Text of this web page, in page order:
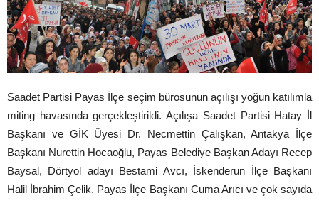
Saadet Partisi Payas İlçe seçim bürosunun açılışı yoğun katılımla
miting havasında gerçekleştirildi. Açılışa Saadet Partisi Hatay İl
Başkanı ve GİK Üyesi Dr. Necmettin Çalışkan, Antakya İlçe
Başkanı Nurettin Hocaoğlu, Payas Belediye Başkan Adayı Recep
Baysal, Dörtyol adayı Bestami Avcı, İskenderun İlçe Başkanı
Halil İbrahim Çelik, Payas İlçe Başkanı Cuma Arıcı ve çok sayıda